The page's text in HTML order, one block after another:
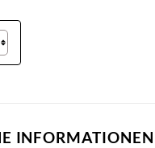
INFORMATIONEN